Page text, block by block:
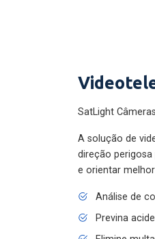
SatLight
A solução de
direção
e orientar
Análise de
Previna
Elimine